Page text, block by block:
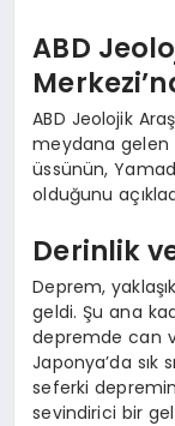
ABD
ABD Jeolojik
meydana gelen
üssünün,
olduğunu
Derinlik
Deprem,
geldi. Şu ana
depremde can
Japonya’da sık
seferki
sevindirici bir